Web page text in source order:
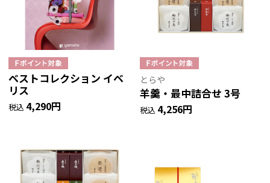
ベストコレクション イベ
リス
税込 4,290円
とらや
羊羹・最中詰合せ 3号
税込 4,256円